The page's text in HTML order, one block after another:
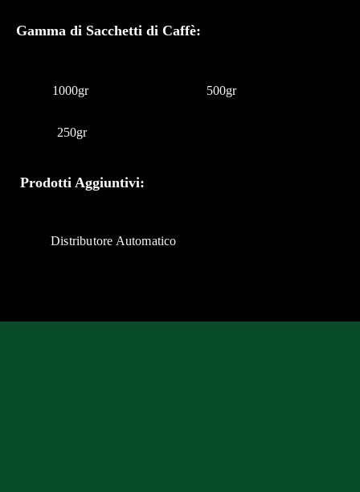
Gamma di Sacchetti di Caffè:
1000gr 500gr
250gr
Prodotti Aggiuntivi:
Distributore Automatico